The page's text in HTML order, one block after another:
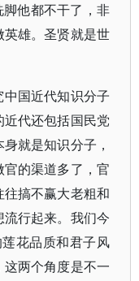
他都不干了，非
雄。圣贤就是世
国近代知识分子
代还包括国民党
就是知识分子，
的渠道多了，官
搞不赢大老粗和
行起来。我们今
花品质和君子风
两个角度是不一